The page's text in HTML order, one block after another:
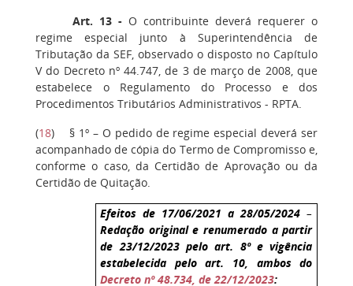
Art. 13 - O contribuinte deverá requerer o
regime especial junto à Superintendência de
Tributação da SEF, observado o disposto no Capítulo
V do Decreto nº 44.747, de 3 de março de 2008, que
estabelece o Regulamento do Processo e dos
Procedimentos Tributários Administrativos - RPTA.
(18) § 1º – O pedido de regime especial deverá ser
acompanhado de cópia do Termo de Compromisso e,
conforme o caso, da Certidão de Aprovação ou da
Certidão de Quitação.
Efeitos de 17/06/2021 a 28/05/2024 –
Redação original e renumerado a partir
de 23/12/2023 pelo art. 8º e vigência
estabelecida pelo art. 10, ambos do
Decreto nº 48.734, de 22/12/2023: